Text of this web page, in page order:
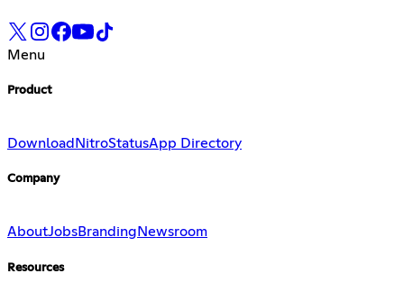
Menu
Product
Download NitroStatusApp Directory
Company
AboutJobsBranding Newsroom
Resources